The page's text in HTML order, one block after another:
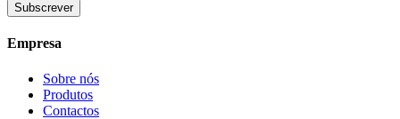
Subscrever
Empresa
Sobre nós
Produtos
Contactos